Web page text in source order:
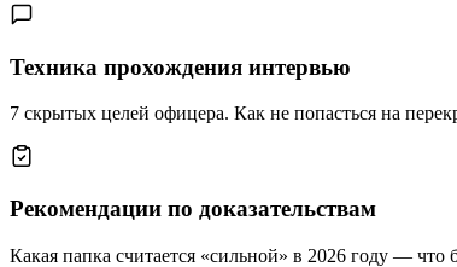
Техника прохождения интервью
7 скрытых целей офицера. Как не попасться на
Рекомендации по доказательствам
Какая папка считается «сильной» в 2026 году — что